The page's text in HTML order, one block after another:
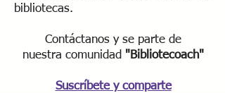
bibliotecas.
Contáctanos y se parte de
nuestra comunidad "Bibliotecoach"​
Suscríbete y comparte